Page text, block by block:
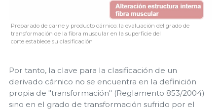
Preparado de carne y producto cárnico: la evaluación del grado de
transformación de la fibra muscular en la superficie del
corte establece su clasificación
Por tanto, la clave para la clasificación de un
derivado cárnico no se encuentra en la definición
propia de "transformación" (Reglamento 853/2004)
sino en el grado de transformación sufrido por el